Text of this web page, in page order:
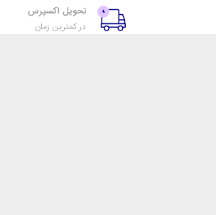
تحویل اکسپرس
در کمترین زمان